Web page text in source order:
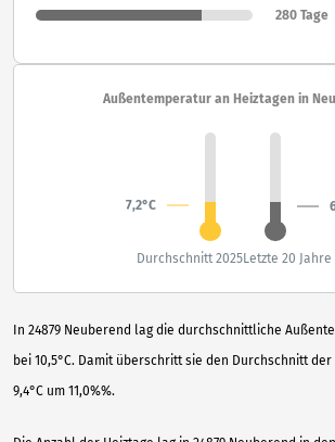
In 24879 Neuberend lag die durchschnittliche
bei 10,5°C. Damit überschritt sie den Durchschnitt
9,4°C um 11,0%%.
280 Tage
Außentemperatur an Heiztagen in
7,2°C
Durchschnitt 2025Letzte 20 Jahre